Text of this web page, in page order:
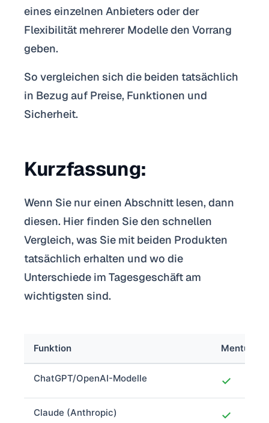
eines einzelnen Anbieters oder der
Flexibilität mehrerer Modelle den Vorrang
geben.
So vergleichen sich die beiden tatsächlich
in Bezug auf Preise, Funktionen und
Sicherheit.
Kurzfassung:
Wenn Sie nur einen Abschnitt lesen, dann
diesen. Hier finden Sie den schnellen
Vergleich, was Sie mit beiden Produkten
tatsächlich erhalten und wo die
Unterschiede im Tagesgeschäft am
wichtigsten sind.
Funktion Menturi
ChatGPT/OpenAI-Modelle ✓
Claude (Anthropic) ✓